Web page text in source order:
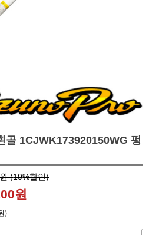
골 1CJWK173920150WG 펑
(10%할인)
원
)